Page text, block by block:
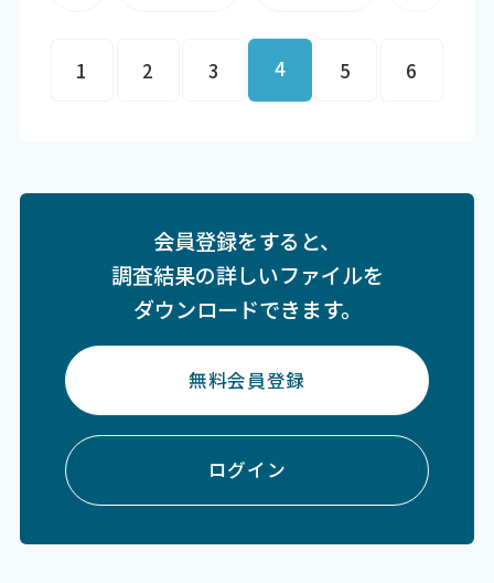
1 2 3 4 5 6
会員登録をすると、
調査結果の詳しいファイルを
ダウンロードできます。
無料会員登録
ログイン